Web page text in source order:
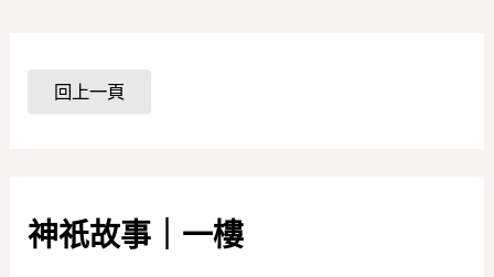
神祇故事｜一樓